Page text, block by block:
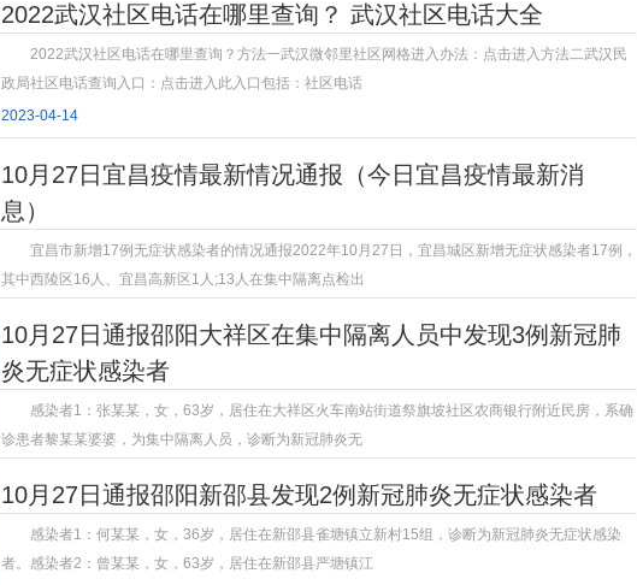
2022武汉社区电话在哪里查询？ 武汉社区电话大全
2022武汉社区电话在哪里查询？方法一武汉微邻里社区网格进入办法：点击进入方法二武汉民
政局社区电话查询入口：点击进入此入口包括：社区电话
2023-04-14
10月27日宜昌疫情最新情况通报（今日宜昌疫情最新消
息）
宜昌市新增17例无症状感染者的情况通报2022年10月27日，宜昌城区新增无症状感染者17例，
其中西陵区16人、宜昌高新区1人;13人在集中隔离点检出
10月27日通报邵阳大祥区在集中隔离人员中发现3例新冠肺
炎无症状感染者
感染者1：张某某，女，63岁，居住在大祥区火车南站街道祭旗坡社区农商银行附近民房，系确
诊患者黎某某婆婆，为集中隔离人员，诊断为新冠肺炎无
10月27日通报邵阳新邵县发现2例新冠肺炎无症状感染者
感染者1：何某某，女，36岁，居住在新邵县雀塘镇立新村15组，诊断为新冠肺炎无症状感染
者。感染者2：曾某某，女，63岁，居住在新邵县严塘镇江